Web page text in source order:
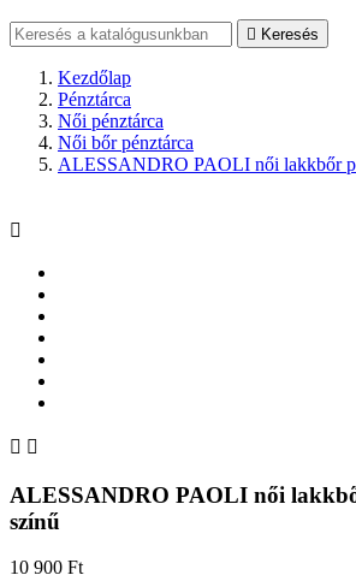
 Keresés
Kezdőlap
Pénztárca
Női pénztárca
Női bőr pénztárca
ALESSANDRO PAOLI női lakkbőr

 
ALESSANDRO PAOLI női
színű
10 900 Ft